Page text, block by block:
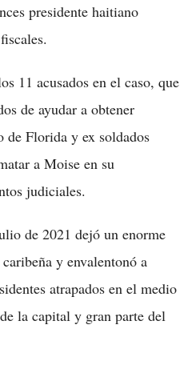
presidente haitiano
11 acusados en el caso, que
de ayudar a obtener
de Florida y ex soldados
a Moise en su
judiciales.
de 2021 dejó un enorme
y envalentonó a
atrapados en el medio
la capital y gran parte del